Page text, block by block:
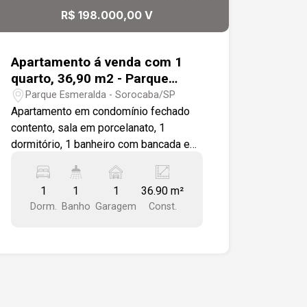
R$ 198.000,00 V
Apartamento á venda com 1
quarto, 36,90 m2 - Parque
Esmeralda, Sorocaba
Parque Esmeralda - Sorocaba/SP
Apartamento em condomínio fechado
contento, sala em porcelanato, 1
dormitório, 1 banheiro com bancada em
cozinha tipo americana com bancada
em granito e integrara a uma área de
serviços com tanque em louça
1
Dorm.
1
Banho
1
Garagem
36.90 m²
Const.